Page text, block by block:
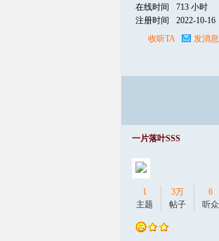
在线时间
713 小时
注册时间
2022-10-16
收听TA
发消息
一片落叶SSS
1
主题
3万
帖子
6
听众